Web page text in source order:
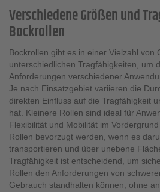
Verschiedene Größen und
Bockrollen
Bockrollen gibt es in einer Vielzahl von
unterschiedlichen Tragfähigkeiten, um
Anforderungen verschiedener
Je nach Einsatzgebiet variieren die
direkten Einfluss auf die Tragfähigkeit
hat. Kleinere Rollen sind ideal für
Flexibilität und Mobilität im
Rollen bevorzugt werden, wenn es
transportieren und über unebene
Tragfähigkeit ist entscheidend, um
Rollen den Anforderungen von
Gebrauch standhalten können, ohne